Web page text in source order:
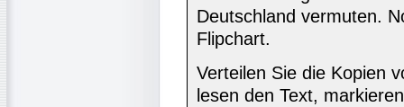
Deutschland vermuten.
Flipchart.
Verteilen Sie die Kopien
lesen den Text,